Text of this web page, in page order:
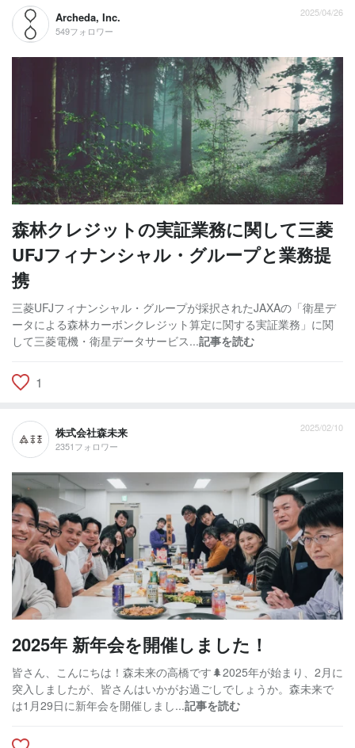
Archeda, Inc.
549フォロワー
2025/04/26
森林クレジットの実証業務に関して三菱
UFJフィナンシャル・グループと業務提
携
三菱UFJフィナンシャル・グループが採択されたJAXAの「衛星デ
ータによる森林カーボンクレジット算定に関する実証業務」に関
して三菱電機・衛星データサービス...記事を読む
1
株式会社森未来
2351フォロワー
2025/02/10
2025年 新年会を開催しました！
皆さん、こんにちは！森未来の高橋です🌲2025年が始まり、2月に
突入しましたが、皆さんはいかがお過ごしでしょうか。森未来で
は1月29日に新年会を開催しまし...記事を読む